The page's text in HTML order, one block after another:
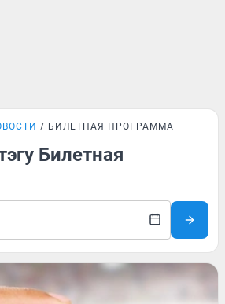
БИЛЕТНАЯ ПРОГРАММА
Билетная